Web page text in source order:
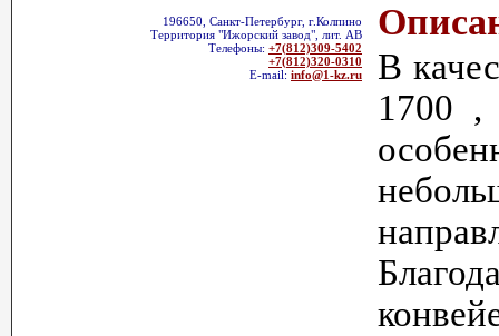
196650, Санкт-Петербург, г.Колпино
Территория "Ижорский завод", лит. АВ
Телефоны: +7(812)309-5402
+7(812)320-0310
E-mail: info@1-kz.ru
В
1700 ,